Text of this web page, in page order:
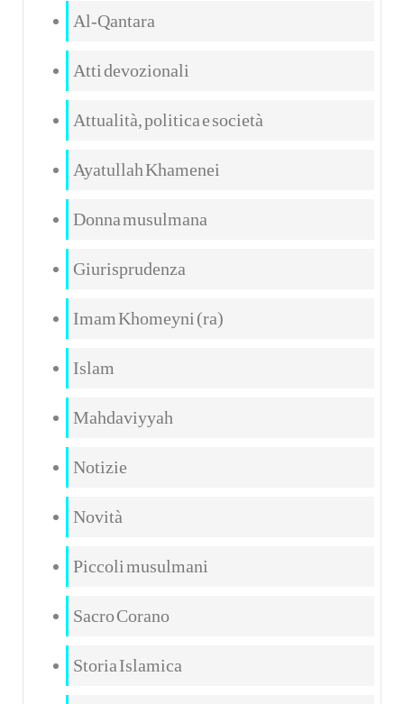
Al-Qantara
Atti devozionali
Attualità, politica e società
Ayatullah Khamenei
Donna musulmana
Giurisprudenza
Imam Khomeyni (ra)
Islam
Mahdaviyyah
Notizie
Novità
Piccoli musulmani
Sacro Corano
Storia Islamica